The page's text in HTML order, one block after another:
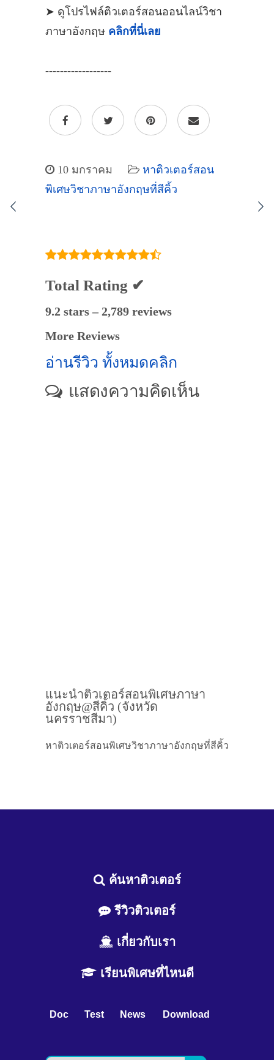
➤ ดูโปรไฟล์ติวเตอร์สอนออนไลน์วิชา
ภาษาอังกฤษ คลิกที่นี่เลย
------------------
10 มกราคม
หาติวเตอร์สอน
พิเศษวิชาภาษาอังกฤษที่สีคิ้ว
Total Rating ✔
9.2 stars – 2,789 reviews
More Reviews
อ่านรีวิว ทั้งหมดคลิก
แสดงความคิดเห็น
แนะนำติวเตอร์สอนพิเศษภาษา
อังกฤษ@สีคิ้ว (จังหวัด
นครราชสีมา)
หาติวเตอร์สอนพิเศษวิชาภาษาอังกฤษที่สีคิ้ว
ค้นหาติวเตอร์
รีวิวติวเตอร์
เกี่ยวกับเรา
เรียนพิเศษที่ไหนดี
Doc Test News Download